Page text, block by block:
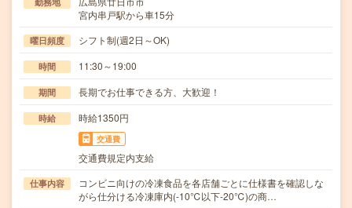
宮内串戸駅から車15分
曜日頻度 シフト制(週2日～OK)
時間 11:30～19:00
期間 長期でお仕事できる方、大歓迎！
時給 時給1350円
交通費
交通費規定内支給
仕事内容
コンビニ向けの冷凍食品を各店舗ごとに仕様書を確認しな
がら仕分ける冷凍庫内(-10℃以下-20℃)の商…